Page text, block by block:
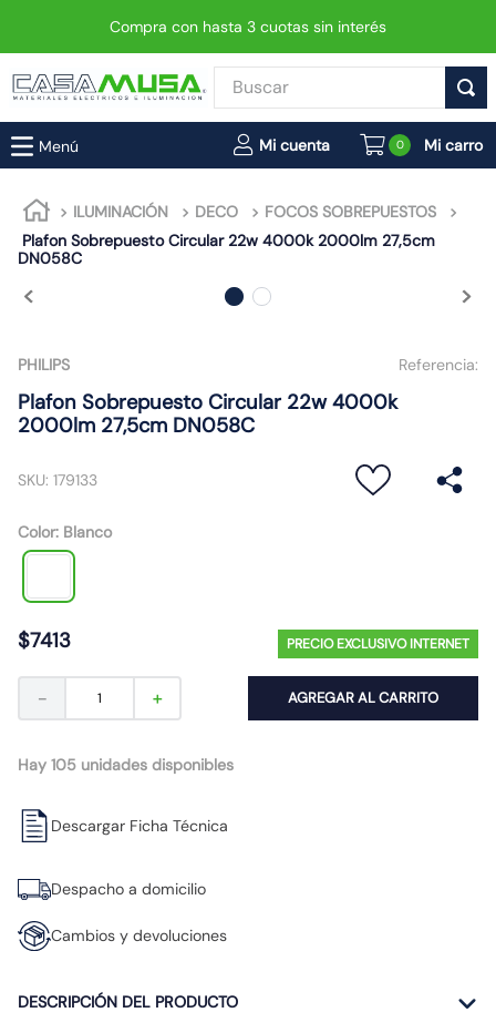
Compra con hasta 3 cuotas sin interés
Buscar
0
ILUMINACIÓN DECO
FOCOS SOBREPUESTOS
Plafon Sobrepuesto Circular 22w 4000k 2000lm 27,5cm
DN058C
PHILIPS Referencia:
Plafon Sobrepuesto Circular 22w 4000k
2000lm 27,5cm DN058C
SKU: 179133
Color: Blanco
$7413 PRECIO EXCLUSIVO INTERNET
＋
－ AGREGAR AL CARRITO
Hay 105 unidades disponibles
Descargar Ficha Técnica
Despacho a domicilio
Cambios y devoluciones
DESCRIPCIÓN DEL PRODUCTO
TÉRMINOS MÁS BUSCADOS
1.
interruptor
2.
enchufe
3.
luminaria vial led neo
7.
foco led
proyector led